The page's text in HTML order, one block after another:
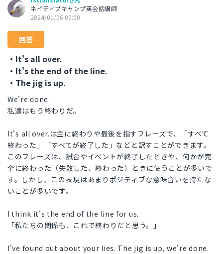
ネイティブキャンプ英会話講師
2024/01/06 00:00
回答
・It's all over.
・It's the end of the line.
・The jig is up.
We're done.
私達はもう終わりだ。
It's all over.は主に終わりや最後を指すフレーズで、「すべて
終わった」「すべてが終了した」などと訳すことができます。
このフレーズは、試合やイベントが終了したときや、何かが完
全に終わった（失敗した、終わった）ときに使うことが多いで
す。しかし、この表現はあまりポジティブな意味合いを持たな
いことが多いです。
I think it's the end of the line for us.
「私たちの関係も、これで終わりだと思う。」
I've found out about your lies. The jig is up, we're done.